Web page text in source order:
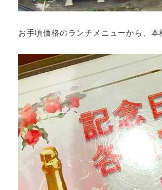
お手頃価格のランチメニューから、